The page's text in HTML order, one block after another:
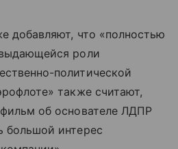
добавляют, что «полностью
роли
политической
также считают,
об основателе ЛДПР
большой интерес